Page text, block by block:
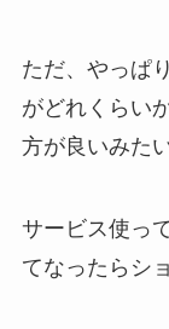
ただ、やっぱ
がどれくらい
方が良いみた
サービス使っ
てなったらシ